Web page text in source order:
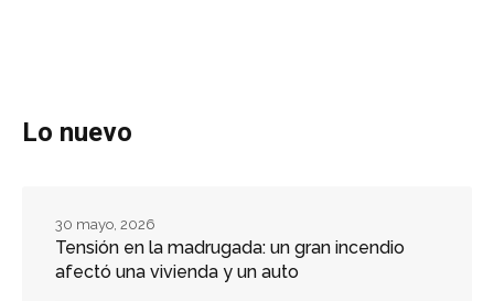
Lo nuevo
Tensión en la madrugada: un gran incendio
afectó una vivienda y un auto
30 mayo, 2026